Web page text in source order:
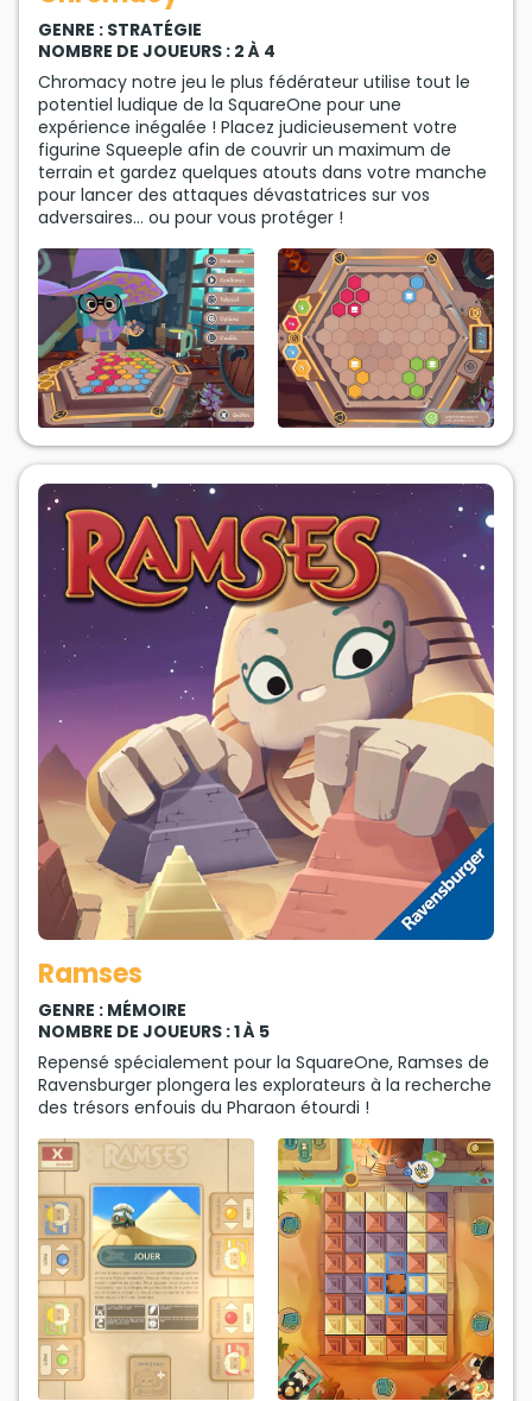
GENRE : STRATÉGIE
NOMBRE DE JOUEURS : 2 À 4
Chromacy notre jeu le plus fédérateur utilise tout le
potentiel ludique de la SquareOne pour une
expérience inégalée ! Placez judicieusement votre
figurine Squeeple afin de couvrir un maximum de
terrain et gardez quelques atouts dans votre manche
pour lancer des attaques dévastatrices sur vos
adversaires… ou pour vous protéger !
Ramses
GENRE : MÉMOIRE
NOMBRE DE JOUEURS : 1 À 5
Repensé spécialement pour la SquareOne, Ramses de
Ravensburger plongera les explorateurs à la recherche
des trésors enfouis du Pharaon étourdi !